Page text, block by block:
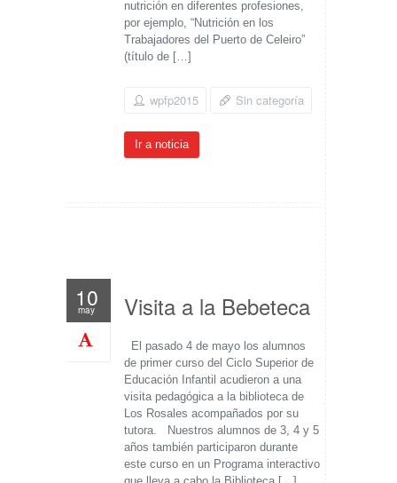
nutrición en diferentes profesiones,
por ejemplo, “Nutrición en los
Trabajadores del Puerto de Celeiro”
(título de […]
wpfp2015 Sin categoría
Ir a noticia
10
may Visita a la Bebeteca
El pasado 4 de mayo los alumnos
de primer curso del Ciclo Superior de
Educación Infantil acudieron a una
visita pedagógica a la biblioteca de
Los Rosales acompañados por su
tutora. Nuestros alumnos de 3, 4 y 5
años también participaron durante
este curso en un Programa interactivo